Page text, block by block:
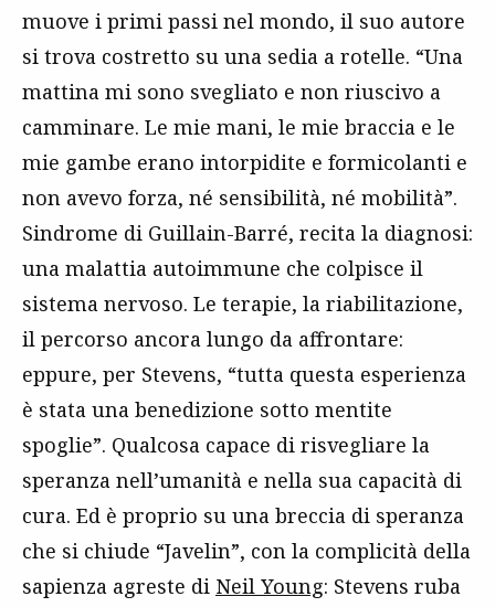
muove i primi passi nel mondo, il suo autore
si trova costretto su una sedia a rotelle. “Una
mattina mi sono svegliato e non riuscivo a
camminare. Le mie mani, le mie braccia e le
mie gambe erano intorpidite e formicolanti e
non avevo forza, né sensibilità, né mobilità”.
Sindrome di Guillain-Barré, recita la diagnosi:
una malattia autoimmune che colpisce il
sistema nervoso. Le terapie, la riabilitazione,
il percorso ancora lungo da affrontare:
eppure, per Stevens, “tutta questa esperienza
è stata una benedizione sotto mentite
spoglie”. Qualcosa capace di risvegliare la
speranza nell’umanità e nella sua capacità di
cura. Ed è proprio su una breccia di speranza
che si chiude “Javelin”, con la complicità della
sapienza agreste di Neil Young: Stevens ruba